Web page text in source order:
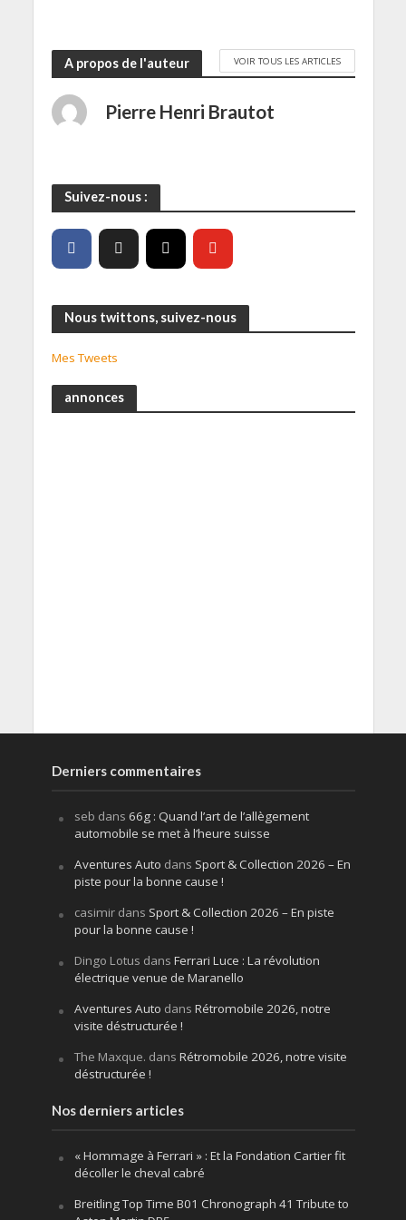
A propos de l'auteur VOIR TOUS LES ARTICLES
Pierre Henri Brautot
Suivez-nous :
Nous twittons, suivez-nous
Mes Tweets
annonces
Derniers commentaires
seb dans 66g : Quand l’art de l’allègement
automobile se met à l’heure suisse
Aventures Auto dans Sport & Collection 2026 – En
piste pour la bonne cause !
casimirdans Sport & Collection 2026 – En piste
pour la bonne cause !
Dingo Lotus dans Ferrari Luce : La révolution
électrique venue de Maranello
Aventures Auto dans Rétromobile 2026, notre
visite déstructurée !
The Maxque. dans Rétromobile 2026, notre visite
déstructurée !
Nos derniers articles
« Hommage à Ferrari » : Et la Fondation Cartier fit
décoller le cheval cabré
Breitling Top Time B01 Chronograph 41 Tribute to